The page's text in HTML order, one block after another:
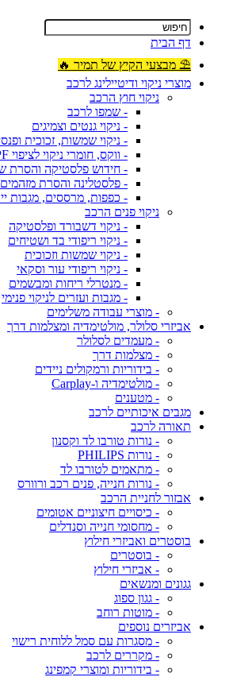
דף הבית
⛱ מבצעי הקיץ של תמיר 🔥
מוצרי ניקוי ודיטיילינג לרכב
ניקוי חוץ הרכב
- שמפו לרכב
- ניקוי גנטים וצמיגים
- ניקוי שמשות, זכוכית
- ווקס, חומרי ניקוי לציפוי PPF, וייניל וצבע מט
- חידוש פלסטיקה והסרת
- פלסטלינה והסרת מזהמים
- כפפות, מרססים, מגבות
ניקוי פנים הרכב
- ניקוי דשבורד ופלסטיקה
- ניקוי ריפודי בד ושטיחים
- ניקוי שמשות וזכוכית
- ניקוי ריפודי עור וסקאי
- מנטרלי ריחות ומבשמים
- מגבות ועזרים לניקוי פנימי
- מוצרי עבודה משלימים
אביזרי סלולר, מולטימדיה ומצלמות דרך
- מעמדים לסלולר
- מצלמות דרך
- בידוריות ורמקולים ניידים
- מולטימדיה ו-Carplay
- מטענים
מגבים איכותיים לרכב
תאורה לרכב
- נורות טורבו לד וקסנון
- נורות PHILIPS
- מתאמים לטורבו לד
- נורות חנייה, פנים רכב ורוורס
אבזור לחניית הרכב
- כיסויים חיצוניים אטומים
- מחסומי חנייה וסנדלים
בוסטרים ואביזרי חילוץ
- בוסטרים
- אביזרי חילוץ
גגונים ומנשאים
- גגון ספוג
- מוטות רוחב
אביזרים נוספים
- מסגרות עם סמל ללוחית רישוי
- מקררים לרכב
- בידוריות ומוצרי קמפינג